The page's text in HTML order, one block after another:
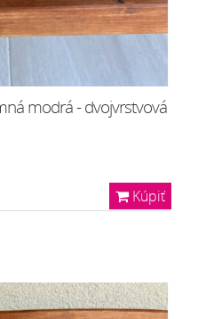
modrá - dvojvrstvová
Kúpiť